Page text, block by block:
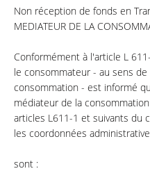
Non réception de fonds en
MEDIATEUR DE LA
Conformément à l'article L
le consommateur - au sens
consommation - est informé
médiateur de la
articles L611-1 et suivants du
les coordonnées
sont :